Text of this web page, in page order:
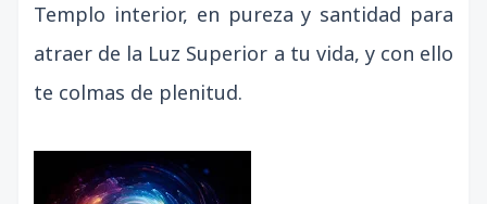
Templo interior, en pureza y santidad para
atraer de la Luz Superior a tu vida, y con ello
te colmas de plenitud.